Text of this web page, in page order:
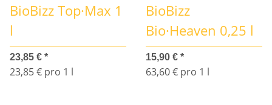
BioBizz Top·Max 1
l
23,85 € *
23,85 € pro 1 l
BioBizz
Bio·Heaven 0,25 l
15,90 € *
63,60 € pro 1 l